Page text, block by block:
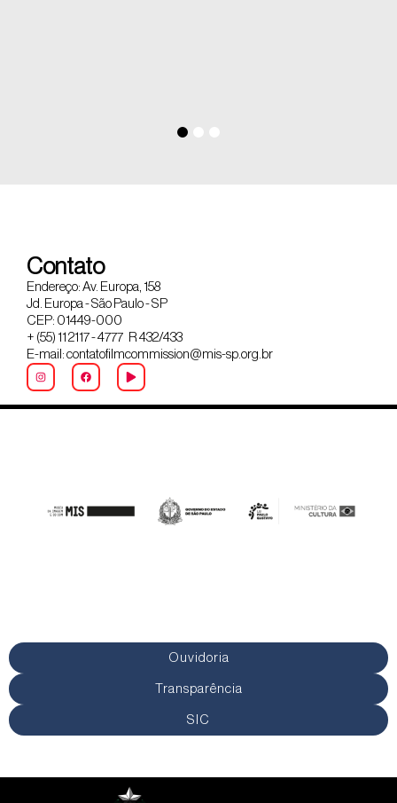
Contato
Endereço: Av. Europa, 158
Jd. Europa - São Paulo - SP
CEP: 01449-000
+ (55) 11 2117 - 4777 R 432/433
E-mail: contatofilmcommission@mis-sp.org.br
Ouvidoria
Transparência
SIC